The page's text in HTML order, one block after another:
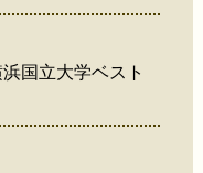
国立大学ベスト